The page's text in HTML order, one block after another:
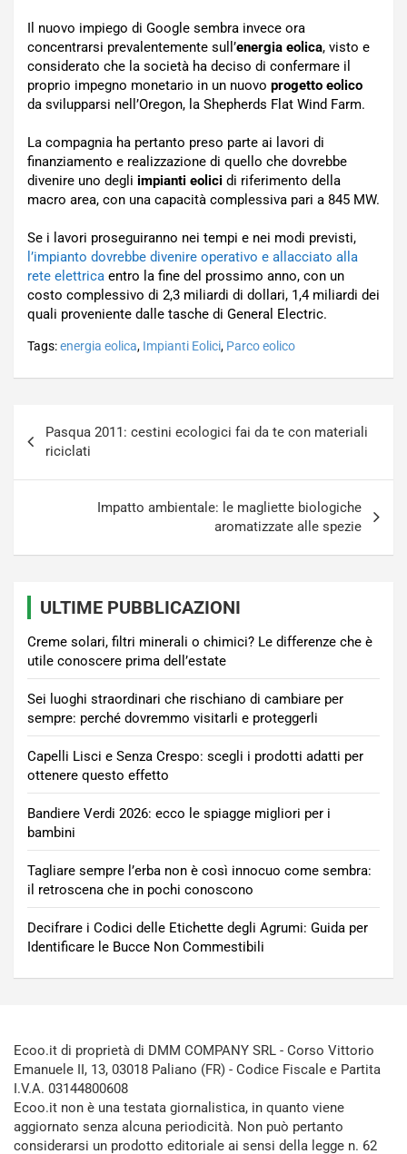
Il nuovo impiego di Google sembra invece ora
concentrarsi prevalentemente sull’energia eolica, visto e
considerato che la società ha deciso di confermare il
proprio impegno monetario in un nuovo progetto eolico
da svilupparsi nell’Oregon, la Shepherds Flat Wind Farm.
La compagnia ha pertanto preso parte ai lavori di
finanziamento e realizzazione di quello che dovrebbe
divenire uno degli impianti eolici di riferimento della
macro area, con una capacità complessiva pari a 845 MW.
Se i lavori proseguiranno nei tempi e nei modi previsti,
l’impianto dovrebbe divenire operativo e allacciato alla
rete elettrica entro la fine del prossimo anno, con un
costo complessivo di 2,3 miliardi di dollari, 1,4 miliardi dei
quali proveniente dalle tasche di General Electric.
Tags:energia eolica, Impianti Eolici, Parco eolico
articoli
Pasqua 2011: cestini ecologici fai da te con materiali
riciclati
Impatto ambientale: le magliette biologiche
aromatizzate alle spezie
ULTIME PUBBLICAZIONI
Creme solari, filtri minerali o chimici? Le differenze che è
utile conoscere prima dell’estate
Sei luoghi straordinari che rischiano di cambiare per
sempre: perché dovremmo visitarli e proteggerli
Capelli Lisci e Senza Crespo: scegli i prodotti adatti per
ottenere questo effetto
Bandiere Verdi 2026: ecco le spiagge migliori per i
bambini
Tagliare sempre l’erba non è così innocuo come sembra:
il retroscena che in pochi conoscono
Decifrare i Codici delle Etichette degli Agrumi: Guida per
Identificare le Bucce Non Commestibili
Ecoo.it di proprietà di DMM COMPANY SRL - Corso Vittorio
Emanuele II, 13, 03018 Paliano (FR) - Codice Fiscale e Partita
I.V.A. 03144800608
Ecoo.it non è una testata giornalistica, in quanto viene
aggiornato senza alcuna periodicità. Non può pertanto
considerarsi un prodotto editoriale ai sensi della legge n. 62